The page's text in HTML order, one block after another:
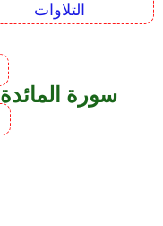
التلاوات
5. Surah Al-Mâ'idah سورة المائدة